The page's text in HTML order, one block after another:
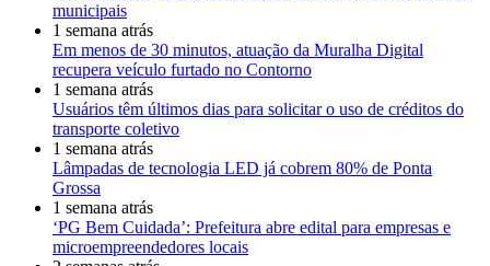
municipais
1 semana atrás
Em menos de 30 minutos, atuação da Muralha Digital
recupera veículo furtado no Contorno
1 semana atrás
Usuários têm últimos dias para solicitar o uso de créditos do
transporte coletivo
1 semana atrás
Lâmpadas de tecnologia LED já cobrem 80% de Ponta
Grossa
1 semana atrás
‘PG Bem Cuidada’: Prefeitura abre edital para empresas e
microempreendedores locais